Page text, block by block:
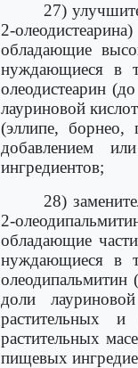
27)
2-
обладающие
нуждающиеся в
олеодистеарин
лауриновой
(эллипе,
добавлением
ингредиентов;
28)
2-
обладающие
нуждающиеся в
олеодипальмитин
доли
растительных
растительных
пищевых